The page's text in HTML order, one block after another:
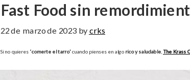
Fast Food sin
22 de marzo de 2023 by crks
Si no quieres ‘comerte el tarro’cuando pienses en algo rico y saludable The Krass